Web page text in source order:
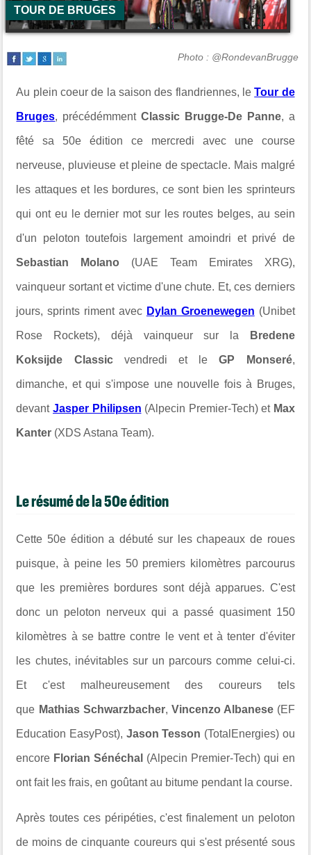
TOUR DE BRUGES
Photo : @RondevanBrugge
Au plein coeur de la saison des flandriennes, leTour de
Bruges, précédémmentClassic Brugge-De Panne, a
fêté sa 50e édition ce mercredi avec une course
nerveuse, pluvieuse et pleine de spectacle. Mais malgré
les attaques et les bordures, ce sont bien les sprinteurs
qui ont eu le dernier mot sur les routes belges, au sein
d'un peloton toutefois largement amoindri et privé de
Sebastian Molano (UAE Team Emirates XRG),
vainqueur sortant et victime d'une chute. Et, ces derniers
jours, sprints riment avec Dylan Groenewegen (Unibet
Rose Rockets), déjà vainqueur sur la Bredene
Koksijde Classic vendredi et leGP Monseré,
dimanche, et qui s'impose une nouvelle fois à Bruges,
devant Jasper Philipsen (Alpecin Premier-Tech) et Max
Kanter (XDS Astana Team).
Le résumé de la 50e édition
Cette 50e édition a débuté sur les chapeaux de roues
puisque, à peine les 50 premiers kilomètres parcourus
que les premières bordures sont déjà apparues. C'est
donc un peloton nerveux qui a passé quasiment 150
kilomètres à se battre contre le vent et à tenter d'éviter
les chutes, inévitables sur un parcours comme celui-ci.
Et c'est malheureusement des coureurs tels
que Mathias Schwarzbacher, Vincenzo Albanese(EF
Education EasyPost), Jason Tesson (TotalEnergies) ou
encore Florian Sénéchal (Alpecin Premier-Tech) qui en
ont fait les frais, en goûtant au bitume pendant la course.
Après toutes ces péripéties, c'est finalement un peloton
de moins de cinquante coureurs qui s'est présenté sous